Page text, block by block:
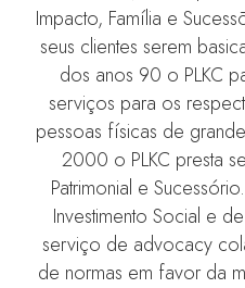
Impacto, Família e
seus clientes serem
dos anos 90 o PLKC
serviços para os
pessoas físicas de
2000 o PLKC presta
Patrimonial e
Investimento Social e
serviço de advocacy
de normas em favor da